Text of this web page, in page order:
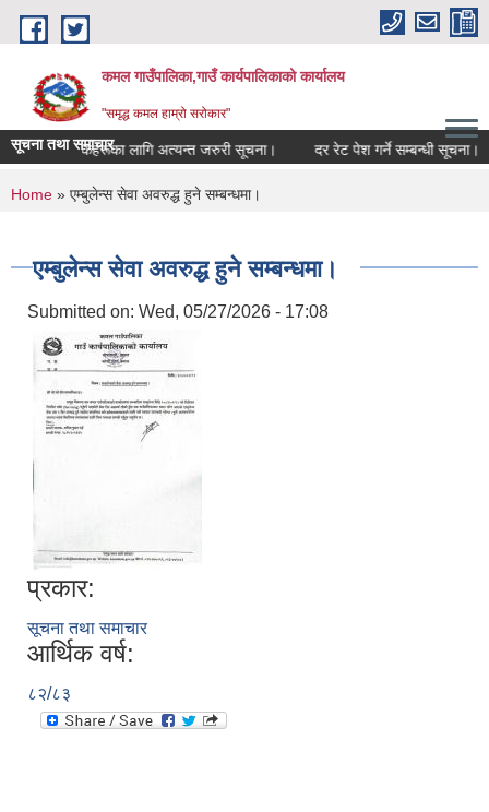
Skip to main content
कमल गाउँपालिका,गाउँ कार्यपालिकाको कार्यालय
"समृद्ध कमल हाम्रो सरोकार"
सूचना तथा समाचार
सम्बन्धी कृषकहरूका लागि अत्यन्त जरुरी सूचना। दर रेट पेश गर्ने सम्बन्धी सूचना।
You are here
Home » एम्बुलेन्स सेवा अवरुद्ध हुने सम्बन्धमा।
एम्बुलेन्स सेवा अवरुद्ध हुने सम्बन्धमा।
Submitted on: Wed, 05/27/2026 - 17:08
प्रकार:
सूचना तथा समाचार
आर्थिक वर्ष:
८२/८३